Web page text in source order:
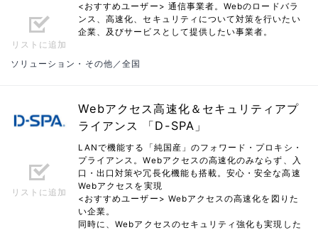
リストに追加
<おすすめユーザー> 通信事業者。Webのロードバラ
ンス、高速化、セキュリティについて対策を行いたい
企業、及びサービスとして提供したい事業者。
ソリューション・その他／全国
リストに追加
Webアクセス高速化＆セキュリティアプ
ライアンス 「D-SPA」
LANで機能する「純国産」のフォワード・プロキシ・
プライアンス。Webアクセスの高速化のみならず、入
口・出口対策や冗長化機能も搭載。安心・安全な高速
Webアクセスを実現
<おすすめユーザー> Webアクセスの高速化を図りた
い企業。
同時に、Webアクセスのセキュリティ強化も実現した